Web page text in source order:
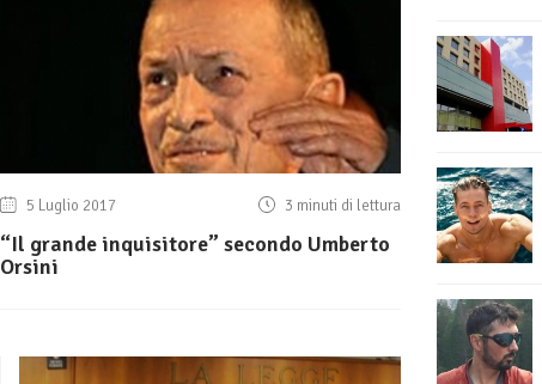
5 Luglio 2017 3 minuti di lettura
“Il grande inquisitore” secondo Umberto
Orsini